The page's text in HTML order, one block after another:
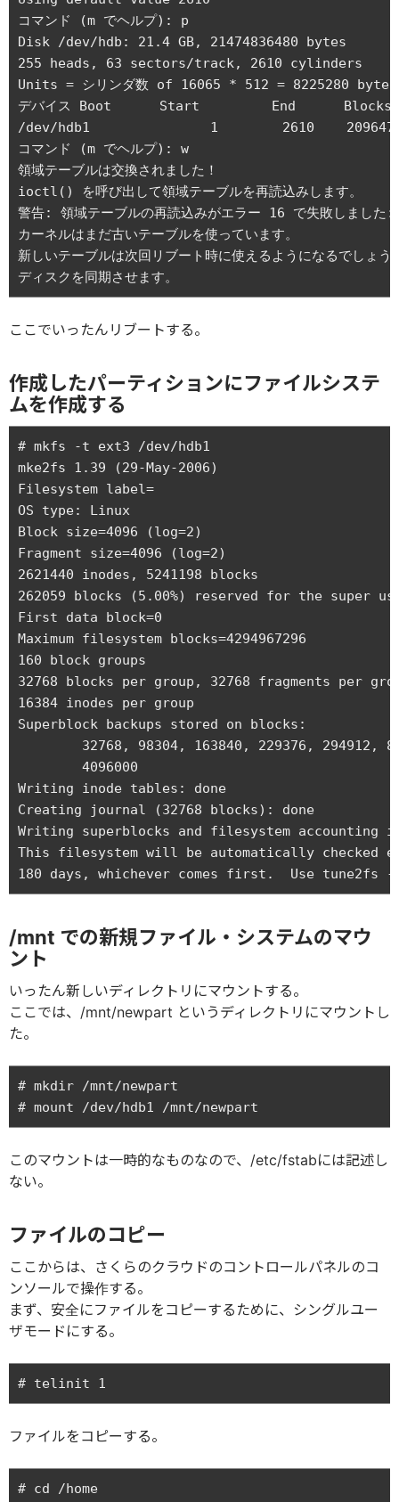
コマンド (m でヘルプ): p
Disk /dev/hdb: 21.4 GB, 21474836480 bytes
255 heads, 63 sectors/track, 2610 cylinders
Units = シリンダ数 of 16065 * 512 = 8225280 bytes
デバイス Boot      Start         End      Blocks
/dev/hdb1               1        2610
コマンド (m でヘルプ): w
領域テーブルは交換されました！
ioctl() を呼び出して領域テーブルを再読込みします。
警告: 領域テーブルの再読込みがエラー 16 で失敗しました:
カーネルはまだ古いテーブルを使っています。
新しいテーブルは次回リブート時に使えるようになるでしょう
ここでいったんリブートする。
作成したパーティションにファイルシステ
ムを作成する
# mkfs -t ext3 /dev/hdb1
mke2fs 1.39 (29-May-2006)
Filesystem label=
OS type: Linux
Block size=4096 (log=2)
Fragment size=4096 (log=2)
2621440 inodes, 5241198 blocks
262059 blocks (5.00%) reserved for the super
First data block=0
Maximum filesystem blocks=4294967296
160 block groups
32768 blocks per group, 32768 fragments per
16384 inodes per group
Superblock backups stored on blocks:
Writing inode tables:
Creating journal (32768 blocks): done
Writing superblocks and filesystem accounting
This filesystem will be automatically checked
/mnt での新規ファイル・システムのマウ
ント
いったん新しいディレクトリにマウントする。
ここでは、/mnt/newpart というディレクトリにマウントし
た。
# mkdir /mnt/newpart
このマウントは一時的なものなので、/etc/fstabには記述し
ない。
ファイルのコピー
ここからは、さくらのクラウドのコントロールパネルのコ
ンソールで操作する。
まず、安全にファイルをコピーするために、シングルユー
ザモードにする。
ファイルをコピーする。
# cd /home